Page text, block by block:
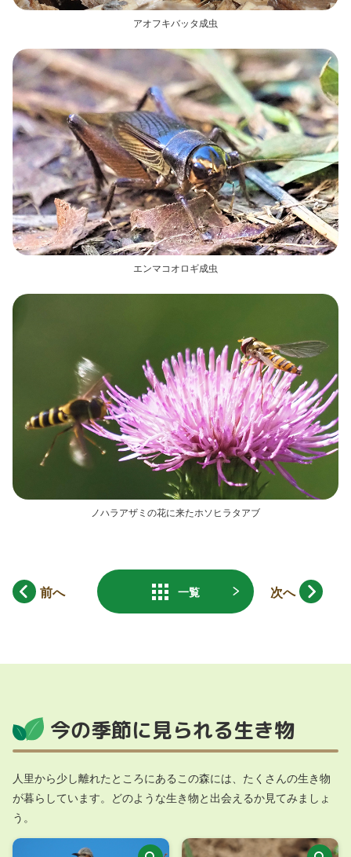
アオフキバッタ成虫
エンマコオロギ成虫
ノハラアザミの花に来たホソヒラタアブ
前へ 一覧 次へ
今の季節に見られる生き物
人里から少し離れたところにあるこの森には、たくさんの生き物
が暮らしています。どのような生き物と出会えるか見てみましょ
う。